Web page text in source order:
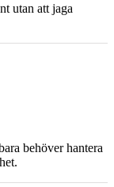
utan att jaga
behöver hantera